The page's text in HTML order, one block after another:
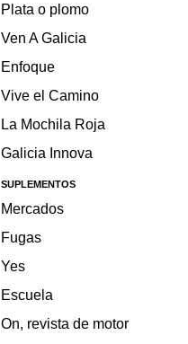
Plata o plomo
Ven A Galicia
Enfoque
Vive el Camino
La Mochila Roja
Galicia Innova
SUPLEMENTOS
Mercados
Fugas
Yes
Escuela
On, revista de motor